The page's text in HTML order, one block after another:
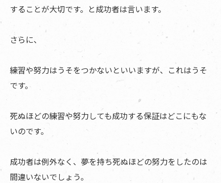
することが大切です。と成功者は言います。
さらに、
練習や努力はうそをつかないといいますが、これはうそ
です。
死ぬほどの練習や努力しても成功する保証はどこにもな
いのです。
成功者は例外なく、夢を持ち死ぬほどの努力をしたのは
間違いないでしょう。